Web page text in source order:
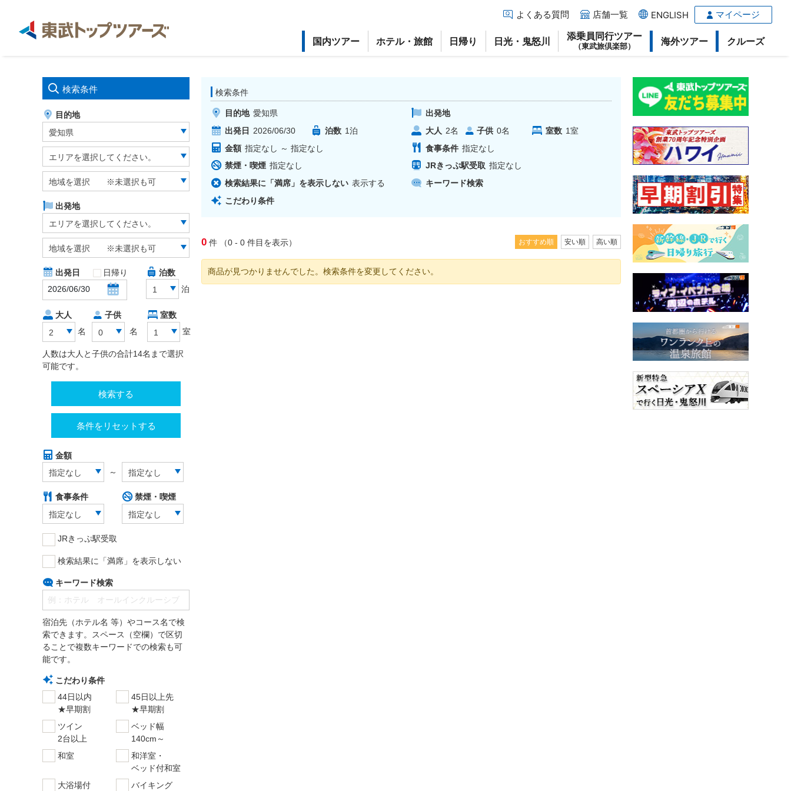
よくある質問 店舗一覧 ENGLISH マイページ
国内ツアー ホテル・旅館 日帰り 日光・鬼怒川 添乗員同行ツアー
（東武旅倶楽部） 海外ツアー クルーズ
検索条件
目的地
愛知県
エリアを選択してください。
地域を選択 ※未選択も可
出発地
エリアを選択してください。
地域を選択 ※未選択も可
出発日 日帰り
泊数
1
泊
大人
2
名
子供
0
名
室数
1
室
人数は大人と子供の合計14名まで選択
可能です。
検索する
条件をリセットする
金額
指定なし
～ 指定なし
食事条件
指定なし
禁煙・喫煙
指定なし
JRきっぷ駅受取
検索結果に「満席」を表示しない
キーワード検索
宿泊先（ホテル名 等）やコース名で検
索できます。スペース（空欄）で区切
ることで複数キーワードでの検索も可
能です。
こだわり条件
44日以内
★早期割
45日以上先
★早期割
ツイン
2台以上
ベッド幅
140cm～
和室
和洋室・
ベッド付和室
大浴場付
バイキング
検索条件
目的地 愛知県
出発地
出発日
2026/06/30 泊数 1泊 大人 2名 子供 0名 室数 1室
金額 指定なし ～ 指定なし 食事条件 指定なし
禁煙・喫煙 指定なし JRきっぷ駅受取 指定なし
検索結果に「満席」を表示しない 表示する
キーワード検索
こだわり条件
0 件 （0 - 0 件目を表示） おすすめ順 安い順 高い順
商品が見つかりませんでした。検索条件を変更してください。